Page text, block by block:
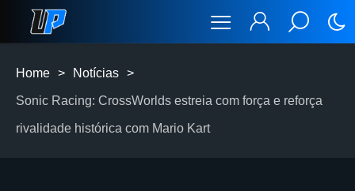
Home > Notícias >
Sonic Racing: CrossWorlds estreia com força e reforça
rivalidade histórica com Mario Kart